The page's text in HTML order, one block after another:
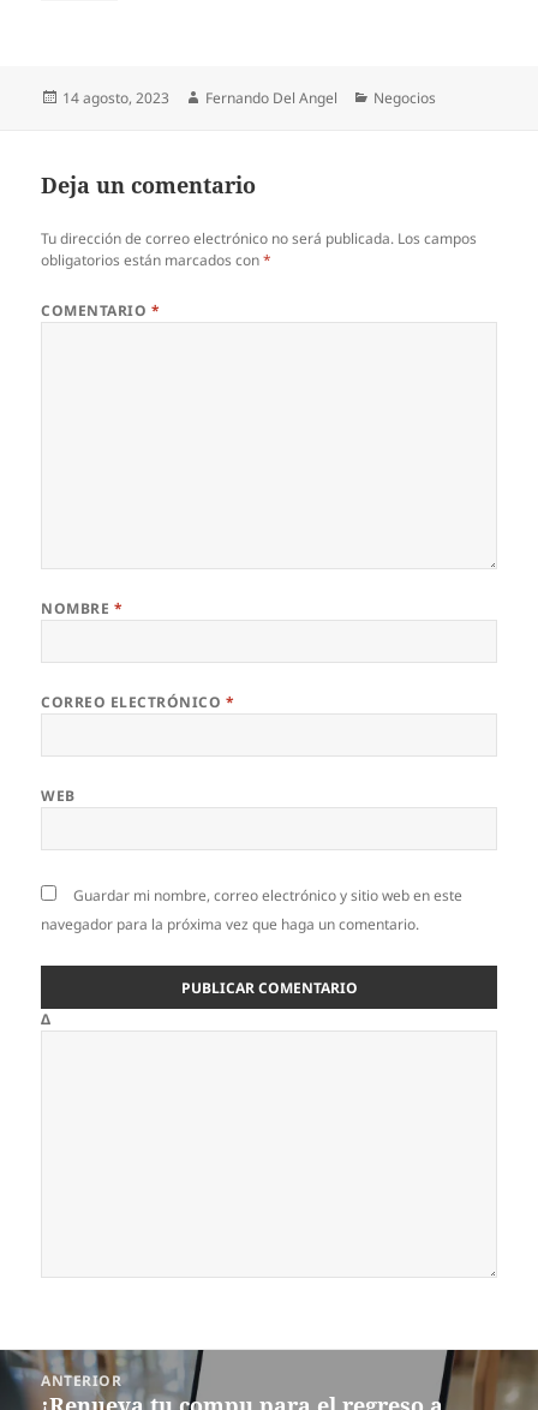
Publicado
14 agosto, 2023 Autor
Fernando Del Angel Categorías
Negocios
Deja un comentario
Tu dirección de correo electrónico no será publicada. Los campos
obligatorios están marcados con*
COMENTARIO *
NOMBRE *
CORREO ELECTRÓNICO *
WEB
Guardar mi nombre, correo electrónico y sitio web en este
navegador para la próxima vez que haga un comentario.
Δ
Navegación
de
ANTERIOR
Entrada